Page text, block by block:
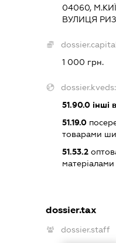
04060,
ВУЛИЦЯ
1 000 грн.
dossier.kveds:
51.90.0інші
51.19.0
товарами
51.53.2
матеріалами
dossier.tax
dossier.staff